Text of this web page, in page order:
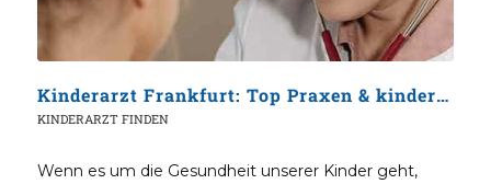
Kinderarzt Frankfurt: Top Praxen & kinderärztlicher Notdienst in der Mainmetropole
KINDERARZT FINDEN
Wenn es um die Gesundheit unserer Kinder geht,